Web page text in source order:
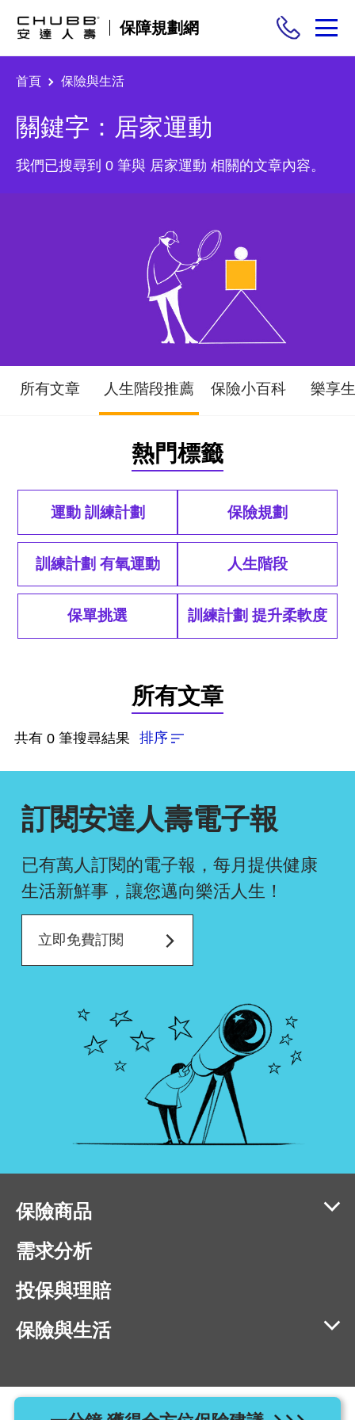
保障規劃網
保險商品
需求分析
首頁 保險與生活
關鍵字：居家運動
我們已搜尋到 0 筆與 居家運動 相關的文章內容。
所有文章 人生階段推薦 保險小百科 樂享
熱門標籤
運動 訓練計劃 保險規劃
訓練計劃 有氧運動 人生階段
保單挑選 訓練計劃 提升柔軟度
所有文章
共有 0 筆搜尋結果 排序
訂閱安達人壽電子報
已有萬人訂閱的電子報，每月提供健康
生活新鮮事， 讓您邁向樂活人生！
立即免費訂閱
保險商品
需求分析
投保與理賠
保險與生活
依瀏覽人數多至少
確認排序